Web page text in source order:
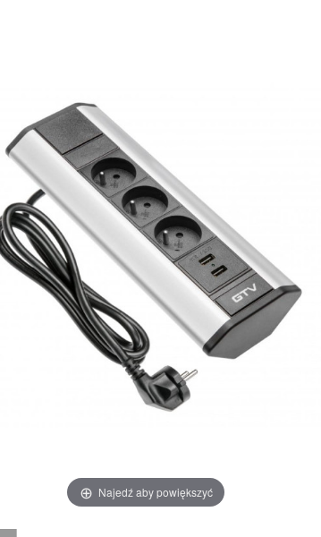
Najedź aby powiększyć